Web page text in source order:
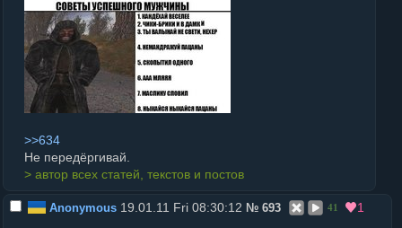
>>634
Не передёргивай.
> автор всех статей, текстов и постов
Anonymous19.01.11 Fri 08:30:12 № 693 41 1